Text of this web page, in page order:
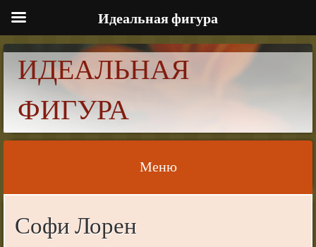
ИДЕАЛЬНАЯ
ФИГУРА
Меню
Софи Лорен
Идеальная фигура